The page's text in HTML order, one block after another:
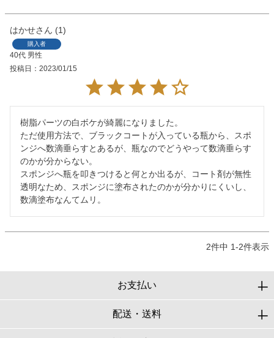
はかせ 1
購入者
40代 男性
投稿日
2023/01/15
樹脂パーツの白ボケが綺麗になりました。
ただ使用方法で、ブラックコートが入っている瓶から、スポ
ンジへ数滴垂らすとあるが、瓶なのでどうやって数滴垂らす
のかが分からない。
スポンジへ瓶を叩きつけると何とか出るが、コート剤が無性
透明なため、スポンジに塗布されたのかが分かりにくいし、
数滴塗布なんてムリ。
2件中 1-2件表示
お支払い
配送・送料